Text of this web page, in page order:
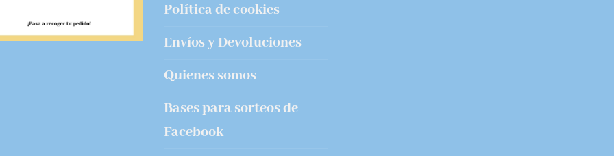
Política de cookies
Envíos y Devoluciones
Quienes somos
Bases para sorteos de
Facebook